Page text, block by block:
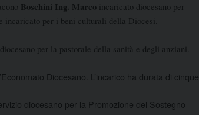
Boschini Ing. Marco incaricato diocesano per
incaricato per i beni culturali della Diocesi.
per la pastorale della sanità e degli anziani.
Diocesano. L’incarico ha durata di cinque
diocesano per la Promozione del Sostegno